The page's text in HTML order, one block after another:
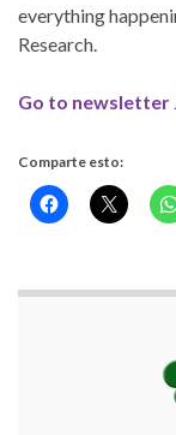
everything
Research.
Go to newsletter
Comparte esto: